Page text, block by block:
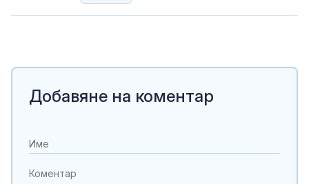
Добавяне на коментар